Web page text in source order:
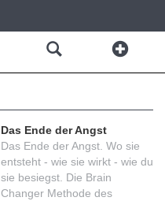
Das Ende der Angst
Das Ende der Angst. Wo sie
entsteht - wie sie wirkt - wie du
sie besiegst. Die Brain
Changer Methode des